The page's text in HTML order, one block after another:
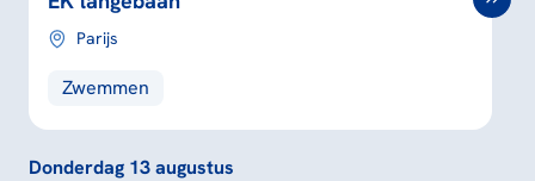
Parijs
Zwemmen
Donderdag 13 augustus